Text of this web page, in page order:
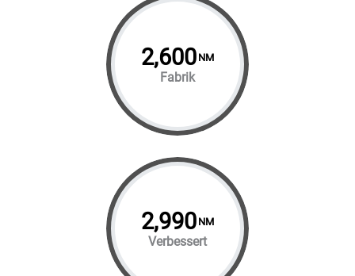
2,600 NM
Fabrik
2,990 NM
Verbessert